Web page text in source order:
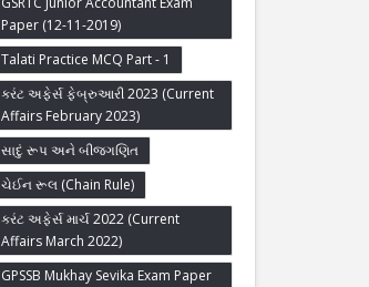
Paper (12-11-2019)
Talati Practice MCQ Part - 1
કરંટ અફેર્સ ફેબ્રુઆરી 2023 (Current
Affairs February 2023)
સાદું રૂપ અને બીજગણિત
ચેઈન રૂલ (Chain Rule)
કરંટ અફેર્સ માર્ચ 2022 (Current
Affairs March 2022)
GPSSB Mukhay Sevika Exam Paper